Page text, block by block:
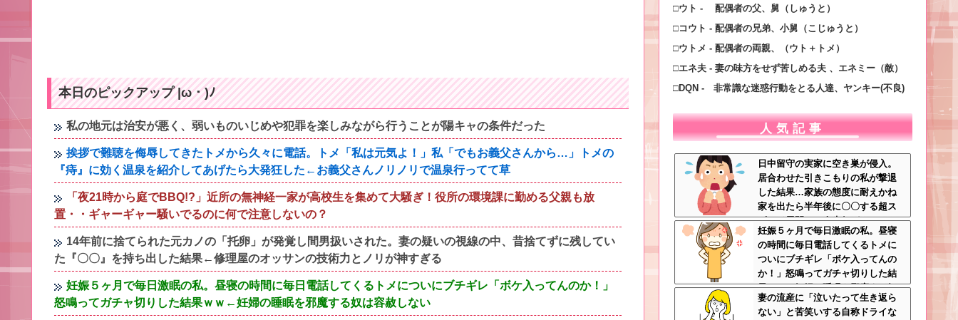
本日のピックアップ |ω・)ﾉ
私の地元は治安が悪く、弱いものいじめや犯罪を楽しみながら行うことが陽キャの条件だった
挨拶で難聴を侮辱してきたトメから久々に電話。トメ「私は元気よ！」私「でもお義父さんから…」トメの
『痔』に効く温泉を紹介してあげたら大発狂した←お義父さんノリノリで温泉行ってて草
「夜21時から庭でBBQ!?」近所の無神経一家が高校生を集めて大騒ぎ！役所の環境課に勤める父親も放
置・・ギャーギャー騒いでるのに何で注意しないの？
14年前に捨てられた元カノの「托卵」が発覚し間男扱いされた。妻の疑いの視線の中、昔捨てずに残してい
た『〇〇』を持ち出した結果←修理屋のオッサンの技術力とノリが神すぎる
妊娠５ヶ月で毎日激眠の私。昼寝の時間に毎日電話してくるトメについにブチギレ「ボケ入ってんのか！」
怒鳴ってガチャ切りした結果ｗｗ←妊婦の睡眠を邪魔する奴は容赦しない
□ウト - 配偶者の父、舅（しゅうと）
□コウト - 配偶者の兄弟、小舅（こじゅうと）
□ウトメ - 配偶者の両親、（ウト＋トメ）
□エネ夫 - 妻の味方をせず苦しめる夫 、エネミー（敵）
□DQN - 非常識な迷惑行動をとる人達、ヤンキー(不良)
人気記事
日中留守の実家に空き巣が侵入。
居合わせた引きこもりの私が撃退
した結果…家族の態度に耐えかね
家を出たら半年後に〇〇する超ス
ピード展開へ←人生何がきっかけ
で好転するか分からない
妊娠５ヶ月で毎日激眠の私。昼寝
の時間に毎日電話してくるトメに
ついにブチギレ「ボケ入ってんの
か！」怒鳴ってガチャ切りした結
果ｗｗ←妊婦の睡眠を邪魔する奴
は容赦しない
妻の流産に「泣いたって生き返ら
ない」と苦笑いする自称ドライな